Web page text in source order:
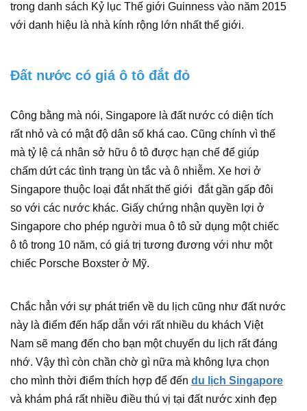
trong danh sách Kỷ lục Thế giới Guinness vào năm 2015
với danh hiệu là nhà kính rộng lớn nhất thế giới.
Đất nước có giá ô tô đắt đỏ
Công bằng mà nói, Singapore là đất nước có diện tích
rất nhỏ và có mật độ dân số khá cao. Cũng chính vì thế
mà tỷ lệ cá nhân sở hữu ô tô được hạn chế để giúp
chấm dứt các tình trạng ùn tắc và ô nhiễm. Xe hơi ở
Singapore thuộc loại đắt nhất thế giới đắt gần gấp đôi
so với các nước khác. Giấy chứng nhận quyền lợi ở
Singapore cho phép người mua ô tô sử dụng một chiếc
ô tô trong 10 năm, có giá trị tương đương với như một
chiếc Porsche Boxster ở Mỹ.
Chắc hẳn với sự phát triển về du lịch cũng như đất nước
này là điểm đến hấp dẫn với rất nhiều du khách Việt
Nam sẽ mang đến cho bạn một chuyến du lịch rất đáng
nhớ. Vậy thì còn chần chờ gì nữa mà không lựa chọn
cho mình thời điểm thích hợp để đến du lịch Singapore
và khám phá rất nhiều điều thú vị tại đất nước xinh đẹp